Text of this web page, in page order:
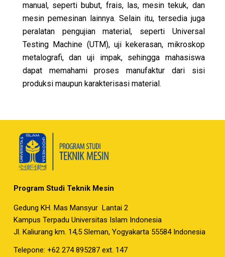
manual, seperti bubut, frais, las, mesin tekuk, dan
mesin pemesinan lainnya. Selain itu, tersedia juga
peralatan pengujian material, seperti Universal
Testing Machine (UTM), uji kekerasan, mikroskop
metalografi, dan uji impak, sehingga mahasiswa
dapat memahami proses manufaktur dari sisi
produksi maupun karakterisasi material.
Program Studi Teknik Mesin
Gedung KH. Mas Mansyur Lantai 2
Kampus Terpadu Universitas Islam Indonesia
Jl. Kaliurang km. 14,5 Sleman, Yogyakarta 55584 Indonesia
Telepone: +62 274 895287 ext. 147